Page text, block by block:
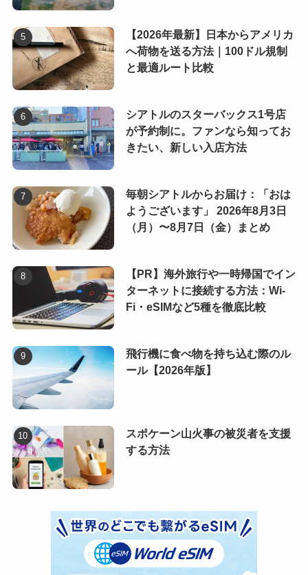
【2026年最新】日本からアメリカ
へ荷物を送る方法｜100ドル規制
と最適ルート比較
シアトルのスターバックス1号店
が予約制に。ファンなら知ってお
きたい、新しい入店方法
毎朝シアトルからお届け：「おは
ようございます」 2026年8月3日
（月）〜8月7日（金）まとめ
【PR】海外旅行や一時帰国でイン
ターネットに接続する方法：Wi-
Fi・eSIMなど5種を徹底比較
飛行機に食べ物を持ち込む際のル
ール【2026年版】
スポケーン山火事の被災者を支援
する方法